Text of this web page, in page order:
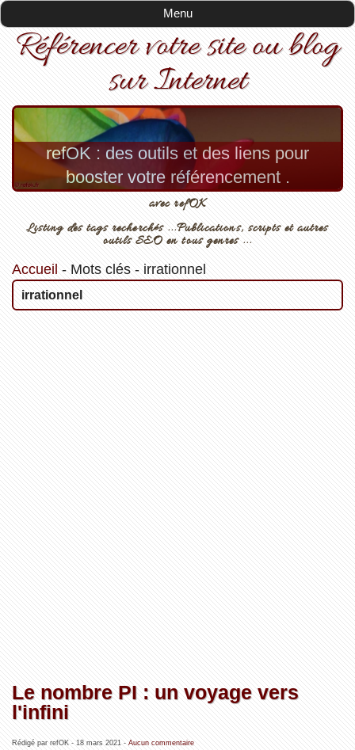
Menu
Référencer votre site ou blog
sur Internet
refOK : des outils et des liens pour
booster votre référencement .
avec refOK
Listing des tags recherchés ...Publications, scripts et autres
outils SEO en tous genres ...
Accueil - Mots clés- irrationnel
irrationnel
Le nombre PI : un voyage vers
l'infini
Rédigé par refOK - 18 mars 2021 - Aucun commentaire